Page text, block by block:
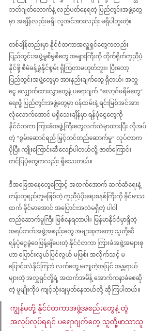
ဘတ်ဂျတ်လောက်နဲ့ လည်ပတ်နေရတဲ့ ပြည်တွင်းအဖွဲ့တွေ
မှာ အချိန်လည်းမရှိ၊ လူအင်အားလည်း မရှိပါဘူးတဲ့။
တစ်ချိန်တည်းမှာ နိုင်ငံတကာအလှူရှင်တွေကလည်း
ပြည်တွင်းအဖွဲ့မွစိမွစိတွေ အများကြီးကို တိုက်ရိုက်ကူညီပံ့
နိုင်ဖို့ စီမံခန့်ခွဲနိုင်စွမ်း ရှိကြတာမဟုတ်ဘူး။ ပြီးတော့
ပြည်တွင်းအဖွဲ့တွေမှာ အားနည်းချက်တွေ ရှိတယ်၊ အလှူ
ငွေ လျှောက်ထားလွှာတွေနဲ့ ပရောဂျက် “လော့ဂ်ဖရိမ်တွေ”
ရေးဖို့ ပြည်တွင်းအဖွဲ့တွေမှာ ဝန်ထမ်းနဲ့ ရင်းမြစ်အင်အား
လုံလောက်အောင် မရှိသေးချိန်မှာ ရန်ပုံငွေတွေကို
နိုင်ငံတကာ ကြားခံအဖွဲ့ကြီးတွေလက်ထဲမှာထားပြီး လိုအပ်
တဲ့ “စွမ်းဆောင်ရည် မြှင့်တင်တည်ဆောက်မှု” လုပ်တာက
ပိုပြီး ‌ကျိုးကြောင်းဆီလျော်ပါတယ်လို့ ဇာတ်ကြောင်း
တင်ပြပုံတွေကလည်း ရှိသေးတယ်။
ဒီအခြေအနေတွေကြောင့် အထက်အောက် ဆက်ဆံရေးနဲ့
တန်းတူရည်တူမဖြစ်တဲ့ ကူညီပံ့ပိုးရေးစနစ်ကြီးကို ခိုင်မာသ
ထက် ခိုင်မာအောင် အပြောင်းအလဲမရှိတဲ့ ပါဝါ
တည်ဆောက်မှု‌ကြီး ဖြစ်နေရတာပါ။ မြန်မာနိုင်ငံမှာရှိတဲ့
အရပ်ဘက်အဖွဲ့အစည်းတွေ အများစုကတော့ သူတို့ဆီ
ရန်ပုံငွေခွဲဝေဖြန့်ချိပေးတဲ့ နိုင်ငံတကာ ကြားခံအဖွဲ့အများစု
ဟာ ပြောင်းလွယ်ပြင်လွယ် မဖြစ်၊ အလိုက်သင့် မ
ပြောင်းလဲနိုင်ကြဘဲ လက်တွေ့ မကျတဲ့အပြင် အန္တရာယ်
များတဲ့ အလှူရှင်တို့ရဲ့ အထက်အမိန့် အောက်ကနာခံစေဆို
တဲ့ မူမျိုးကိုပဲ ကျင့်သုံးချမှတ်နေတယ်လို့ ဆိုကြပါတယ်။
ကျွန်မတို့ နိုင်ငံတကာအဖွဲ့အစည်းတွေနဲ့ တွဲ
အလုပ်လုပ်ရရင် ပရောဂျက်တွေ သူတို့ဖာသာသူ